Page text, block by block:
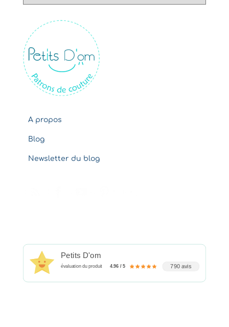
v
e
s
A propos
Blog
Newsletter du blog
Petits D'om
évaluation du produit 4.96 / 5 790 avis